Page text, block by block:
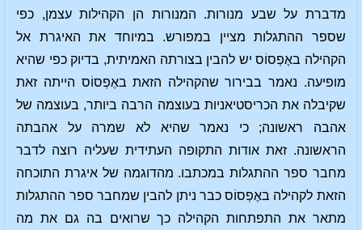
מדברת על שבע מנורות. המנורות הן הקהילות עצמן, כפי
שספר ההתגלות מציין במפורש. במיוחד את האיגרת אל
הקהילה באֶפְסוֹס יש להבין בצורתה האמיתית, בדיוק כפי שהיא
מופיעה. נאמר בבירור שהקהילה הזאת באֶפְסוֹס הייתה זאת
שקיבלה את הכריסטיאניות בעוצמה הרבה ביותר, בעוצמה של
אהבה ראשונה; כי נאמר שהיא לא שמרה על אהבתה
הראשונה. זאת אודות התקופה העתידית שעליה רוצה לדבר
מחבר ספר ההתגלות במכתבו. מהדוגמה של איגרת התוכחה
הזאת לקהילה באֶפְסוֹס כבר ניתן להבין שמחבר ספר ההתגלות
מתאר את התפתחות הקהילה כך שרואים בה גם את מה